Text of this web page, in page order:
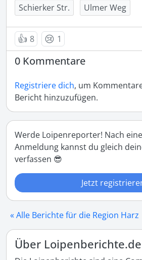
Schierker Str.
Ulmer Weg
👍 8 😢 1
0 Kommentare
Registriere dich, um
Bericht hinzuzufügen.
Werde Loipenreporter! Nach
Anmeldung kannst du gleich
verfassen 😎
Jetzt
« Alle Berichte für die Region Harz
Über Loipenberichte.de